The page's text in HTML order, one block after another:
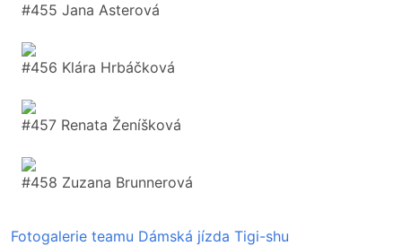
#455 Jana Asterová
#456 Klára Hrbáčková
#457 Renata Ženíšková
#458 Zuzana Brunnerová
Fotogalerie teamu Dámská jízda Tigi-shu